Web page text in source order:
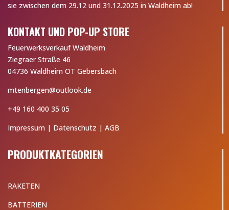
sie zwischen dem 29.12 und 31.12.2025 in Waldheim ab!
KONTAKT UND POP-UP STORE
Feuerwerksverkauf Waldheim
Ziegraer Straße 46
04736 Waldheim OT Gebersbach
mtenbergen@outlook.de
+49 160 400 35 05
Impressum | Datenschutz |AGB
PRODUKTKATEGORIEN
RAKETEN
BATTERIEN